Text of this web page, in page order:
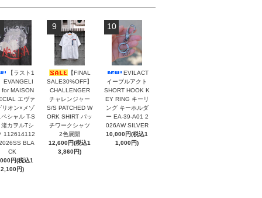
【ラスト1
EVANGELI
for MAISON
エヴァ
リオン×メゾ
ペシャル T-S
カヲルTシ
112614112
BLA
CK
円(税込1
2,100円)
9
【FINAL
SALE30%OFF】
CHALLENGER
チャレンジャー
S/S PATCHED W
ORK SHIRT パッ
チワークシャツ
2色展開
12,600円(税込1
3,860円)
10
EVILACT
イーブルアクト
SHORT HOOK K
EY RING キーリ
ング キーホルダ
ー EA-39-A01 2
026AW SILVER
10,000円(税込1
1,000円)